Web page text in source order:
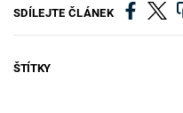
SDÍLEJTE ČLÁNEK
ŠTÍTKY